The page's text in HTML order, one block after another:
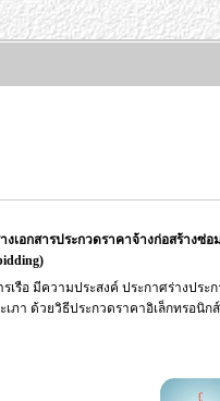
งเอกสารประกวดราคาจ้างก่อสร้าง
เรือ มีความประสงค์ ประกาศร่างปร
ภา ด้วยวิธีประกวดราคาอิเล็กทรอนิกส์